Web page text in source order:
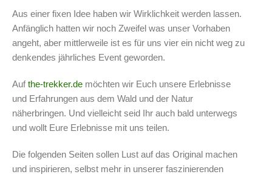
Aus einer fixen Idee haben wir Wirklichkeit werden lassen.
Anfänglich hatten wir noch Zweifel was unser Vorhaben
angeht, aber mittlerweile ist es für uns vier ein nicht weg zu
denkendes jährliches Event geworden.
Aufthe-trekker.de möchten wir Euch unsere Erlebnisse
und Erfahrungen aus dem Wald und der Natur
näherbringen. Und vielleicht seid Ihr auch bald unterwegs
und wollt Eure Erlebnisse mit uns teilen.
Die folgenden Seiten sollen Lust auf das Original machen
und inspirieren, selbst mehr in unserer faszinierenden